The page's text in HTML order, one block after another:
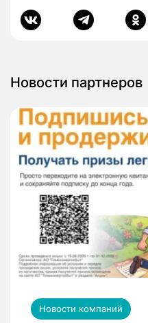
Новости партнеров
Новости компаний